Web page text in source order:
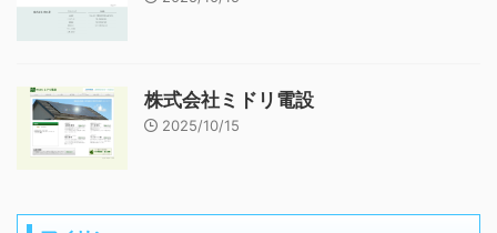
株式会社ミドリ電設
2025/10/15